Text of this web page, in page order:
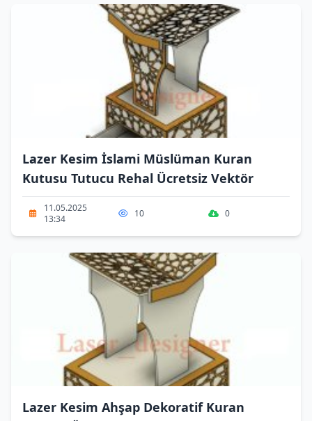
Lazer Kesim İslami Müslüman Kuran
Kutusu Tutucu Rehal Ücretsiz Vektör
11.05.2025
13:34
10 0
Lazer Kesim Ahşap Dekoratif Kuran